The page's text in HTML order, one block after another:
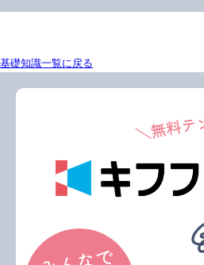
基礎知識一覧に戻る